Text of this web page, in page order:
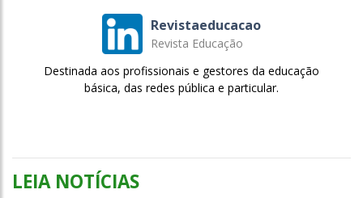
Revistaeducacao
Revista Educação
Destinada aos profissionais e gestores da educação
básica, das redes pública e particular.
LEIA NOTÍCIAS